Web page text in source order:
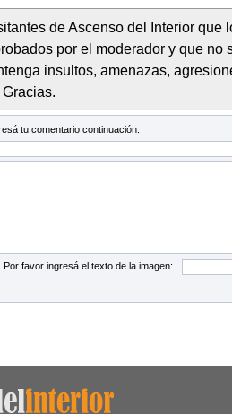
de Ascenso del Interior que
por el moderador y que no
insultos, amenazas,
tu comentario continuación:
Por favor ingresá el texto de la imagen: